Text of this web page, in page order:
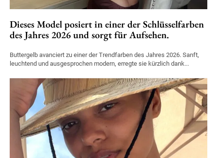
Dieses Model posiert in einer der Schlüsselfarben
des Jahres 2026 und sorgt für Aufsehen.
Buttergelb avanciert zu einer der Trendfarben des Jahres 2026. Sanft,
leuchtend und ausgesprochen modern, erregte sie kürzlich dank...